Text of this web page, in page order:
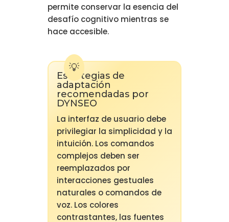
permite conservar la esencia del
desafío cognitivo mientras se
hace accesible.
Estrategias de
adaptación
recomendadas por
DYNSEO
La interfaz de usuario debe
privilegiar la simplicidad y la
intuición. Los comandos
complejos deben ser
reemplazados por
interacciones gestuales
naturales o comandos de
voz. Los colores
contrastantes, las fuentes